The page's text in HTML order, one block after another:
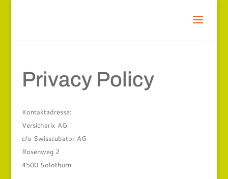
Privacy Policy
Kontaktadresse:
Versicherix AG
c/o Swisscubator AG
Rosenweg 2
4500 Solothurn